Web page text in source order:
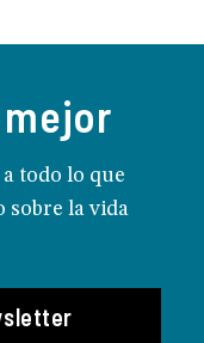
todo lo que
sobre la vida